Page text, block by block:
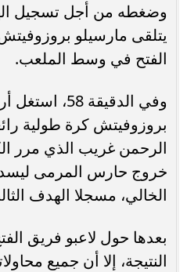
وضغطه من أجل تسجيل
يتلقى مارسيلو
الفتح في وسط الملعب.
وفي الدقيقة
بروزوفيتش كرة طولية
الرحمن غريب الذي مرر
خروج حارس المرمى
الخالي، مسجلا الهدف
بعدها حول لاعبو فريق
النتيجة، إلا أن جميع